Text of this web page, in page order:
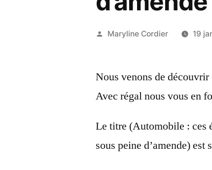
Publié
Maryline Cordier 19
Nous venons de
Avec régal nous vous en
Le titre (Automobile : ces
sous peine d’amende) est